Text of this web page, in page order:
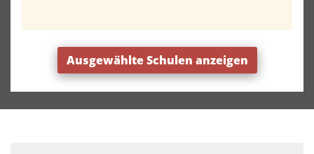
Ausgewählte Schulen anzeigen